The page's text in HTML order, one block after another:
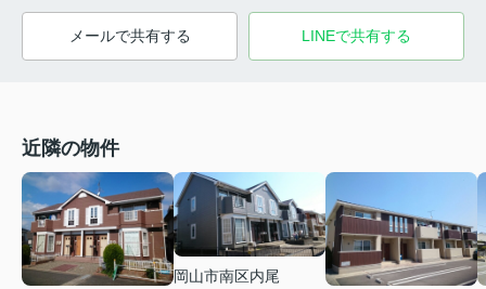
メールで共有する LINEで共有する
近隣の物件
岡山市南区内尾